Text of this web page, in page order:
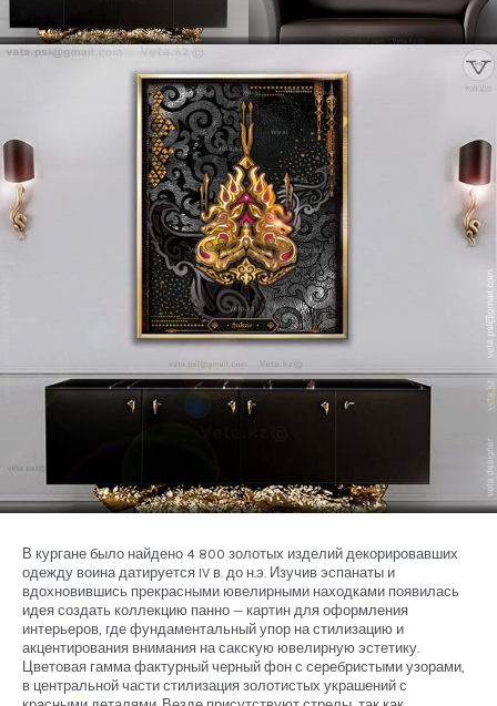
В кургане было найдено 4 800 золотых изделий декорировавших
одежду воина датируется IV в. до н.э. Изучив эспанаты и
вдохновившись прекрасными ювелирными находками появилась
идея создать коллекцию панно — картин для оформления
интерьеров, где фундаментальный упор на стилизацию и
акцентирования внимания на сакскую ювелирную эстетику.
Цветовая гамма фактурный черный фон с серебристыми узорами,
в центральной части стилизация золотистых украшений с